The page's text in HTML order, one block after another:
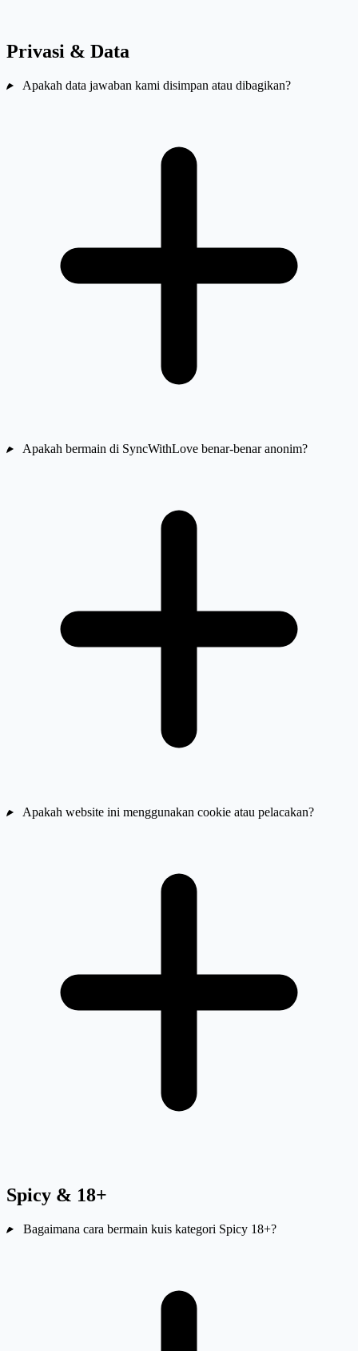
Privasi & Data
Apakah data jawaban kami disimpan atau dibagikan?
Apakah bermain di SyncWithLove benar-benar anonim?
Apakah website ini menggunakan cookie atau pelacakan?
Spicy & 18+
Bagaimana cara bermain kuis kategori Spicy 18+?